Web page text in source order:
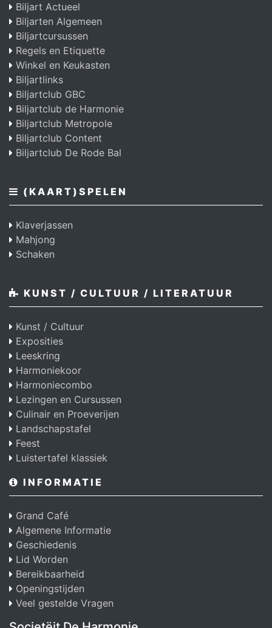
Biljart Actueel
Biljarten Algemeen
Biljartcursussen
Regels en Etiquette
Winkel en Keukasten
Biljartlinks
Biljartclub GBC
Biljartclub de Harmonie
Biljartclub Metropole
Biljartclub Content
Biljartclub De Rode Bal
(KAART)SPELEN
Klaverjassen
Mahjong
Schaken
KUNST / CULTUUR / LITERATUUR
Kunst / Cultuur
Exposities
Leeskring
Harmoniekoor
Harmoniecombo
Lezingen en Cursussen
Culinair en Proeverijen
Landschapstafel
Feest
Luistertafel klassiek
INFORMATIE
Grand Café
Algemene Informatie
Geschiedenis
Lid Worden
Bereikbaarheid
Openingstijden
Veel gestelde Vragen